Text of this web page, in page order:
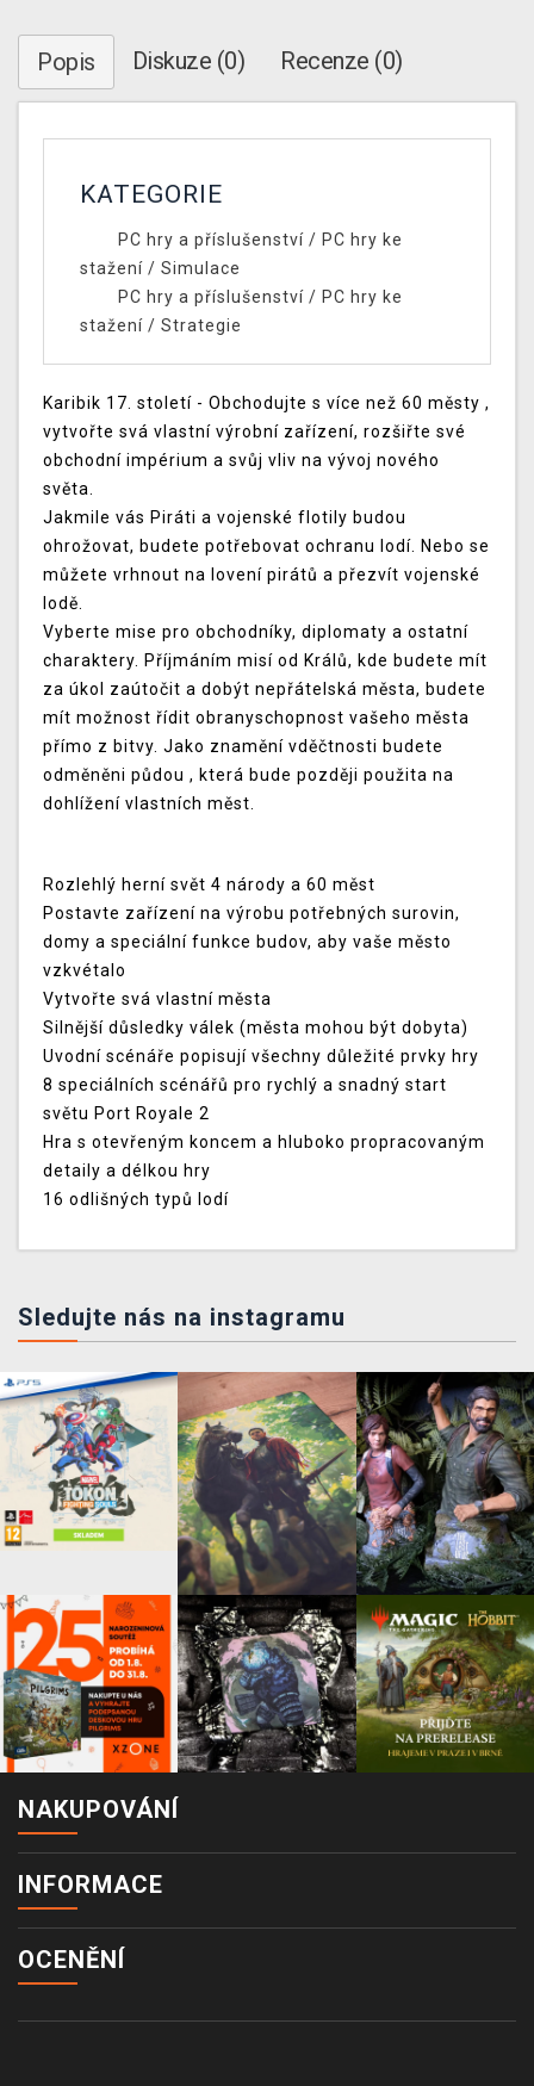
Popis Diskuze (0) Recenze (0)
KATEGORIE
PC hry a příslušenství/ PC hry ke
stažení / Simulace
PC hry a příslušenství/ PC hry ke
stažení / Strategie
Karibik 17. století - Obchodujte s více než 60 městy ,
vytvořte svá vlastní výrobní zařízení, rozšiřte své
obchodní impérium a svůj vliv na vývoj nového
světa.
Jakmile vás Piráti a vojenské flotily budou
ohrožovat, budete potřebovat ochranu lodí. Nebo se
můžete vrhnout na lovení pirátů a přezvít vojenské
lodě.
Vyberte mise pro obchodníky, diplomaty a ostatní
charaktery. Příjmáním misí od Králů, kde budete mít
za úkol zaútočit a dobýt nepřátelská města, budete
mít možnost řídit obranyschopnost vašeho města
přímo z bitvy. Jako znamění vděčtnosti budete
odměněni půdou , která bude později použita na
dohlížení vlastních měst.
Rozlehlý herní svět 4 národy a 60 měst
Postavte zařízení na výrobu potřebných surovin,
domy a speciální funkce budov, aby vaše město
vzkvétalo
Vytvořte svá vlastní města
Silnější důsledky válek (města mohou být dobyta)
Uvodní scénáře popisují všechny důležité prvky hry
8 speciálních scénářů pro rychlý a snadný start
světu Port Royale 2
Hra s otevřeným koncem a hluboko propracovaným
detaily a délkou hry
16 odlišných typů lodí
Sledujte nás na instagramu
NAKUPOVÁNÍ
INFORMACE
OCENĚNÍ